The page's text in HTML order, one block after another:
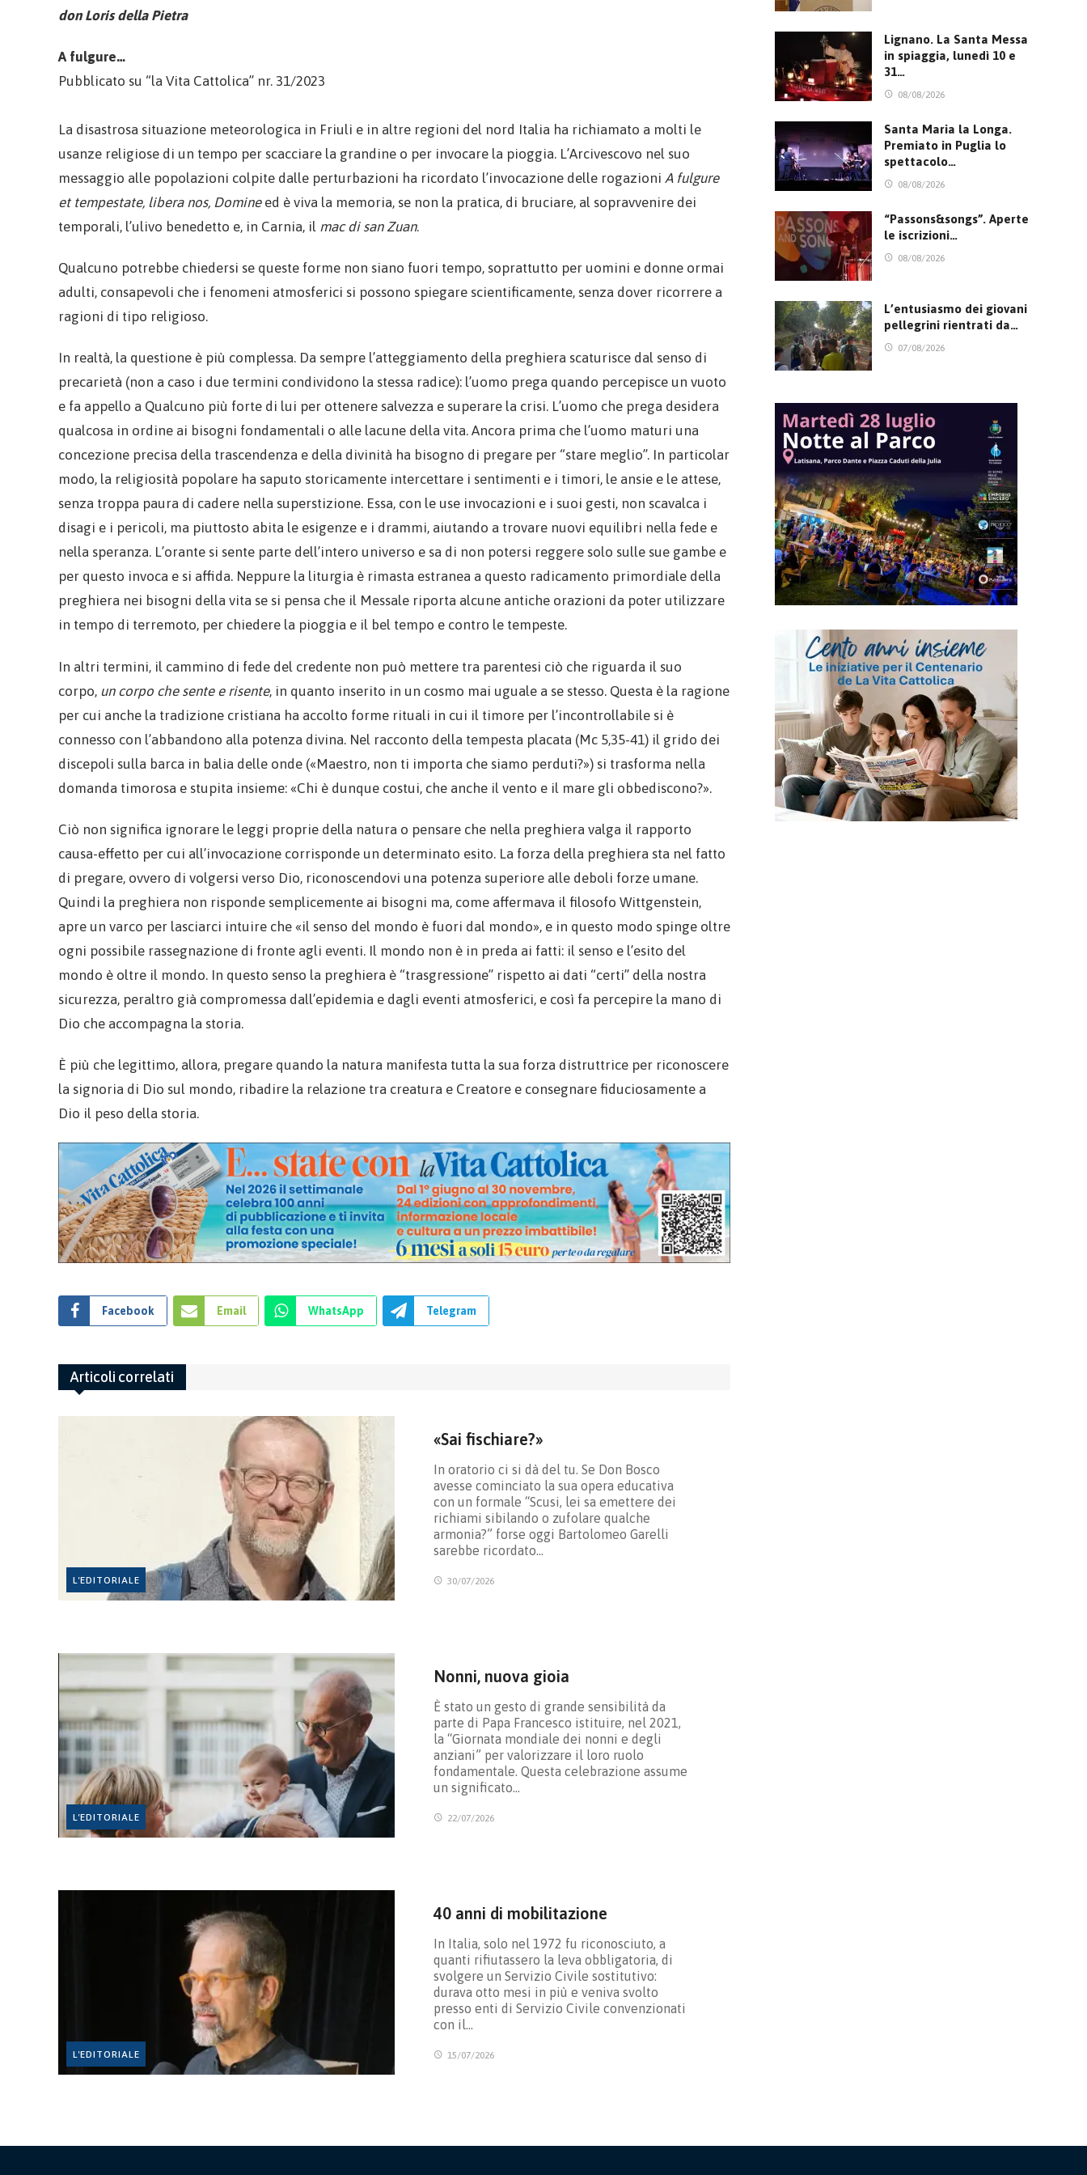
don Loris della Pietra
A fulgure…
Pubblicato su “la Vita Cattolica” nr. 31/2023
La disastrosa situazione meteorologica in Friuli e in altre regioni del nord Italia ha richiamato a molti le
usanze religiose di un tempo per scacciare la grandine o per invocare la pioggia. L’Arcivescovo nel suo
messaggio alle popolazioni colpite dalle perturbazioni ha ricordato l’invocazione delle rogazioni A fulgure
et tempestate, libera nos, Domineed è viva la memoria, se non la pratica, di bruciare, al sopravvenire dei
temporali, l’ulivo benedetto e, in Carnia, il mac di san Zuan.
Qualcuno potrebbe chiedersi se queste forme non siano fuori tempo, soprattutto per uomini e donne ormai
adulti, consapevoli che i fenomeni atmosferici si possono spiegare scientificamente, senza dover ricorrere a
ragioni di tipo religioso.
In realtà, la questione è più complessa. Da sempre l’atteggiamento della preghiera scaturisce dal senso di
precarietà (non a caso i due termini condividono la stessa radice): l’uomo prega quando percepisce un vuoto
e fa appello a Qualcuno più forte di lui per ottenere salvezza e superare la crisi. L’uomo che prega desidera
qualcosa in ordine ai bisogni fondamentali o alle lacune della vita. Ancora prima che l’uomo maturi una
concezione precisa della trascendenza e della divinità ha bisogno di pregare per “stare meglio”. In particolar
modo, la religiosità popolare ha saputo storicamente intercettare i sentimenti e i timori, le ansie e le attese,
senza troppa paura di cadere nella superstizione. Essa, con le use invocazioni e i suoi gesti, non scavalca i
disagi e i pericoli, ma piuttosto abita le esigenze e i drammi, aiutando a trovare nuovi equilibri nella fede e
nella speranza. L’orante si sente parte dell’intero universo e sa di non potersi reggere solo sulle sue gambe e
per questo invoca e si affida. Neppure la liturgia è rimasta estranea a questo radicamento primordiale della
preghiera nei bisogni della vita se si pensa che il Messale riporta alcune antiche orazioni da poter utilizzare
in tempo di terremoto, per chiedere la pioggia e il bel tempo e contro le tempeste.
In altri termini, il cammino di fede del credente non può mettere tra parentesi ciò che riguarda il suo
corpo, un corpo che sente e risente, in quanto inserito in un cosmo mai uguale a se stesso. Questa è la ragione
per cui anche la tradizione cristiana ha accolto forme rituali in cui il timore per l’incontrollabile si è
connesso con l’abbandono alla potenza divina. Nel racconto della tempesta placata (Mc 5,35-41) il grido dei
discepoli sulla barca in balia delle onde («Maestro, non ti importa che siamo perduti?») si trasforma nella
domanda timorosa e stupita insieme: «Chi è dunque costui, che anche il vento e il mare gli obbediscono?».
Ciò non significa ignorare le leggi proprie della natura o pensare che nella preghiera valga il rapporto
causa-effetto per cui all’invocazione corrisponde un determinato esito. La forza della preghiera sta nel fatto
di pregare, ovvero di volgersi verso Dio, riconoscendovi una potenza superiore alle deboli forze umane.
Quindi la preghiera non risponde semplicemente ai bisogni ma, come affermava il filosofo Wittgenstein,
apre un varco per lasciarci intuire che «il senso del mondo è fuori dal mondo», e in questo modo spinge oltre
ogni possibile rassegnazione di fronte agli eventi. Il mondo non è in preda ai fatti: il senso e l’esito del
mondo è oltre il mondo. In questo senso la preghiera è “trasgressione” rispetto ai dati “certi” della nostra
sicurezza, peraltro già compromessa dall’epidemia e dagli eventi atmosferici, e così fa percepire la mano di
Dio che accompagna la storia.
È più che legittimo, allora, pregare quando la natura manifesta tutta la sua forza distruttrice per riconoscere
la signoria di Dio sul mondo, ribadire la relazione tra creatura e Creatore e consegnare fiduciosamente a
Dio il peso della storia.
Facebook Email WhatsApp Telegram
Articoli correlati
L'EDITORIALE
«Sai fischiare?»
In oratorio ci si dà del tu. Se Don Bosco
avesse cominciato la sua opera educativa
con un formale “Scusi, lei sa emettere dei
richiami sibilando o zufolare qualche
armonia?” forse oggi Bartolomeo Garelli
sarebbe ricordato…
30/07/2026
L'EDITORIALE
Nonni, nuova gioia
È stato un gesto di grande sensibilità da
parte di Papa Francesco istituire, nel 2021,
la “Giornata mondiale dei nonni e degli
anziani” per valorizzare il loro ruolo
fondamentale. Questa celebrazione assume
un significato…
22/07/2026
L'EDITORIALE
40 anni di mobilitazione
In Italia, solo nel 1972 fu riconosciuto, a
quanti rifiutassero la leva obbligatoria, di
svolgere un Servizio Civile sostitutivo:
durava otto mesi in più e veniva svolto
presso enti di Servizio Civile convenzionati
con il…
15/07/2026
Lignano. La Santa Messa
in spiaggia, lunedì 10 e
31…
08/08/2026
Santa Maria la Longa.
Premiato in Puglia lo
spettacolo…
08/08/2026
“Passons&songs”. Aperte
le iscrizioni…
08/08/2026
L’entusiasmo dei giovani
pellegrini rientrati da…
07/08/2026